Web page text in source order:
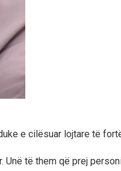
e cilësuar lojtare të
Unë të them që prej